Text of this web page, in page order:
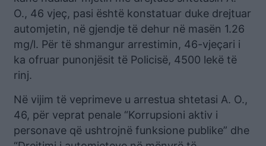
O., 46 vjeç, pasi është konstatuar duke drejtuar
automjetin, në gjendje të dehur në masën 1.26
mg/l. Për të shmangur arrestimin, 46-vjeçari i
ka ofruar punonjësit të Policisë, 4500 lekë të
rinj.
Në vijim të veprimeve u arrestua shtetasi A. O.,
46, për veprat penale “Korrupsioni aktiv i
personave që ushtrojnë funksione publike” dhe